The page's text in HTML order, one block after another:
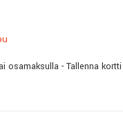
osamaksulla - Tallenna